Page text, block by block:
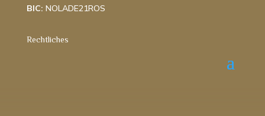
BIC: NOLADE21ROS
Rechtliches